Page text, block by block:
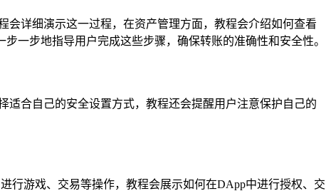
详细演示这一过程，在资产管理方面，教程会介绍如何查看
一步地指导用户完成这些步骤，确保转账的准确性和安全性。
合自己的安全设置方式，教程还会提醒用户注意保护自己的
行游戏、交易等操作，教程会展示如何在DApp中进行授权、交